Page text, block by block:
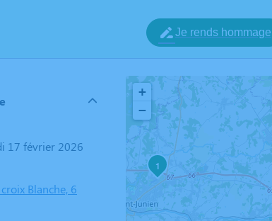
Je rends hommage
Blanche, 6
1
+
−